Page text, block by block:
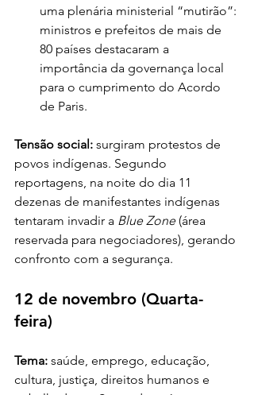
uma plenária ministerial “mutirão”:
ministros e prefeitos de mais de
80 países destacaram a
importância da governança local
para o cumprimento do Acordo
de Paris.
Tensão social: surgiram protestos de
povos indígenas. Segundo
reportagens, na noite do dia 11
dezenas de manifestantes indígenas
tentaram invadir a Blue Zone (área
reservada para negociadores), gerando
confronto com a segurança.
12 de novembro (Quarta-
feira)
Tema: saúde, emprego, educação,
cultura, justiça, direitos humanos e